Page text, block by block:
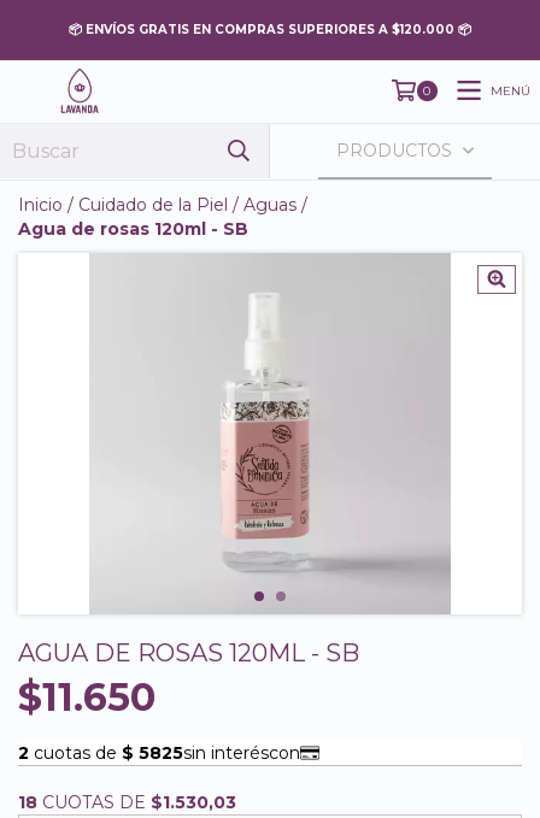
0 MENÚ
PRODUCTOS
Inicio / Cuidado de la Piel / Aguas /
Agua de rosas 120ml - SB
AGUA DE ROSAS 120ML - SB
$11.650
18 CUOTAS DE $1.530,03